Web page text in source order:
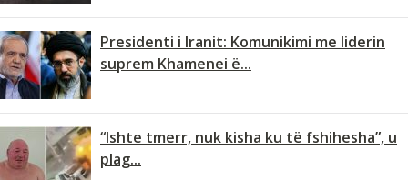
Presidenti i Iranit: Komunikimi me liderin
suprem Khamenei ë...
“Ishte tmerr, nuk kisha ku të fshihesha”, u
plag...